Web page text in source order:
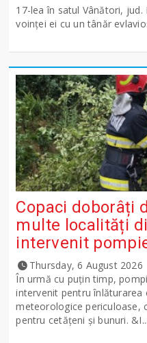
17-lea în satul Vânători,
voinţei ei cu un tânăr
Copaci doborâți
multe localități
intervenit
Thursday, 6 August 2026
În urmă cu puțin timp,
intervenit pentru
meteorologice periculoase,
pentru cetățeni și bunuri. &I...